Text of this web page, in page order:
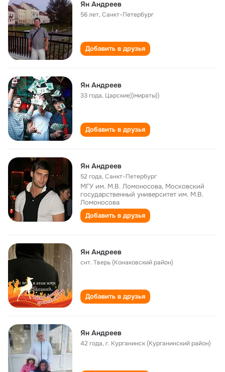
Ян Андреев
56 лет,Санкт-Петербург
Добавить в друзья
Ян Андреев
33 года, Царские))мираты))
Добавить в друзья
Ян Андреев
52 года,Санкт-Петербург
МГУ им. М.В. Ломоносова, Московский
государственный университет им. М.В.
Ломоносова
Добавить в друзья
Ян Андреев
снт. Тверь (Конаковский район)
Добавить в друзья
Ян Андреев
42 года,г. Курганинск (Курганинский район)